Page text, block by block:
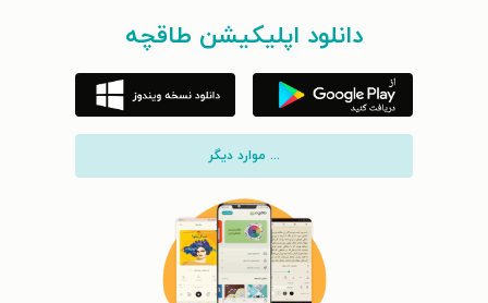
دانلود اپلیکیشن طاقچه
... موارد دیگر